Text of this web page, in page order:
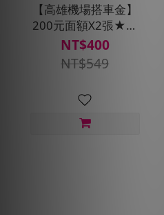
【高雄機場搭車金】
200元面額X2張★贈
預約派車1次
NT$400
NT$549